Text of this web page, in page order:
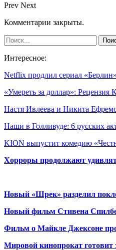
Prev Next
Комментарии закрыты.
Интересное:
Netflix продлил сериал
«Умереть за доллар»:
Настя Ивлеева и Никита
Наши в Голливуде: 6 русских
KION выпустит комедию
Хорроры продолжают
Новый «Шрек» разделил
Новый фильм Стивена
Фильм о Майкле Джексоне
Мировой кинопрокат